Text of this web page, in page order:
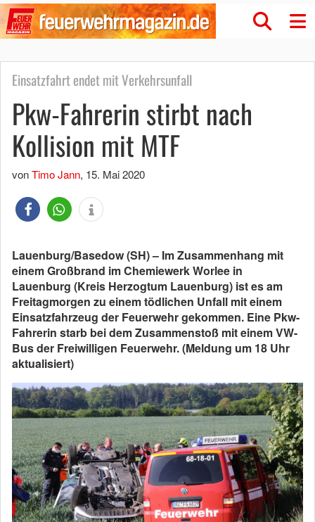
Einsatzfahrt endet mit Verkehrsunfall
Pkw-Fahrerin stirbt nach
Kollision mit MTF
vonTimo Jann, 15. Mai 2020
Lauenburg/Basedow (SH) – Im Zusammenhang mit
einem Großbrand im Chemiewerk Worlee in
Lauenburg (Kreis Herzogtum Lauenburg) ist es am
Freitagmorgen zu einem tödlichen Unfall mit einem
Einsatzfahrzeug der Feuerwehr gekommen. Eine Pkw-
Fahrerin starb bei dem Zusammenstoß mit einem VW-
Bus der Freiwilligen Feuerwehr. (Meldung um 18 Uhr
aktualisiert)